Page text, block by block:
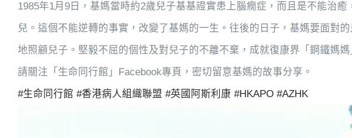
1985年1月9日，基媽當時約2歲兒子基基證實患上腦癇症，而且是不能治
兒。這個不能逆轉的事實，改變了基媽的一生。往後的日子，基媽要面對
地照顧兒子。堅毅不屈的個性及對兒子的不離不棄，成就復康界「鋼鐵媽媽
請關注「生命同行館」Facebook專頁，密切留意基媽的故事分享。
#生命同行館 #香港病人組織聯盟 #英國阿斯利康 #HKAPO #AZHK